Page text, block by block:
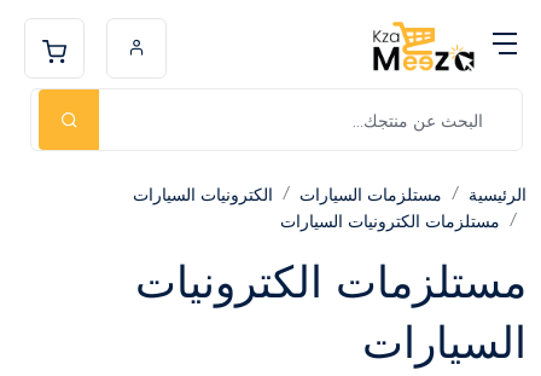
الرئيسية مستلزمات السيارات
الكترونيات السيارات
مستلزمات الكترونيات السيارات
مستلزمات الكترونيات
السيارات